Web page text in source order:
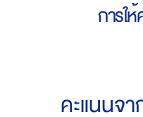
การใ
คะแนนจ